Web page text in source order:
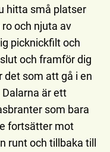
hitta små platser
och njuta av
picknickfilt och
och framför dig
det som att gå i en
Dalarna är ett
som bara
fortsätter mot
runt och tillbaka till